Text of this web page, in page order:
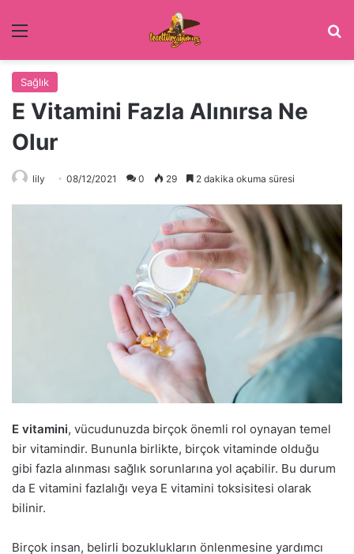
Menü
Sağlık
E Vitamini Fazla Alınırsa Ne
Olur
lily 08/12/2021 0 29 2 dakika okuma süresi
E vitamini, vücudunuzda birçok önemli rol oynayan temel
bir vitamindir. Bununla birlikte, birçok vitaminde olduğu
gibi fazla alınması sağlık sorunlarına yol açabilir. Bu durum
da E vitamini fazlalığı veya E vitamini toksisitesi olarak
bilinir.
Birçok insan, belirli bozuklukların önlenmesine yardımcı